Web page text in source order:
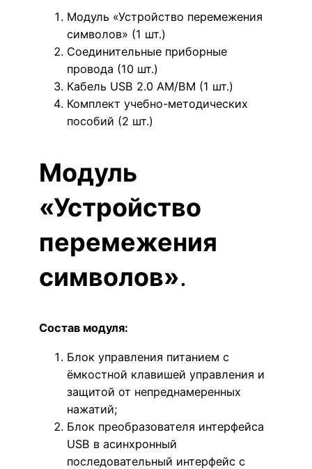
Модуль «Устройство перемежения
символов» (1 шт.)
Соединительные приборные
провода (10 шт.)
Кабель USB 2.0 AM/BM (1 шт.)
Комплект учебно-методических
пособий (2 шт.)
Модуль
«Устройство
перемежения
символов».
Состав модуля:
Блок управления питанием с
ёмкостной клавишей управления и
защитой от непреднамеренных
нажатий;
Блок преобразователя интерфейса
USB в асинхронный
последовательный интерфейс с